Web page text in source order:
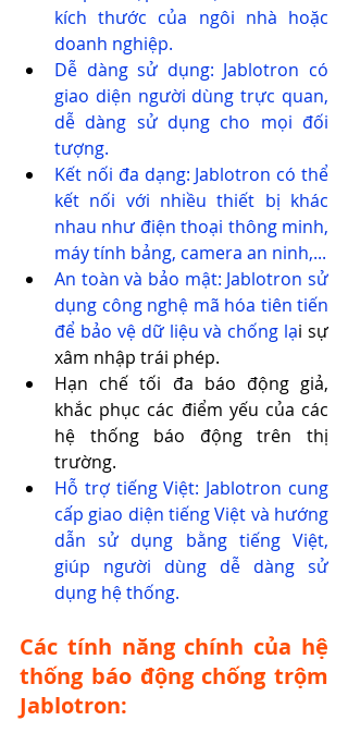
kích thước của ngôi nhà hoặc
doanh nghiệp.
Dễ dàng sử dụng: Jablotron có
giao diện người dùng trực quan,
dễ dàng sử dụng cho mọi đối
tượng.
Kết nối đa dạng: Jablotron có thể
kết nối với nhiều thiết bị khác
nhau như điện thoại thông minh,
máy tính bảng, camera an ninh,...
An toàn và bảo mật: Jablotron sử
dụng công nghệ mã hóa tiên tiến
để bảo vệ dữ liệu và chống lại sự
xâm nhập trái phép.
Hạn chế tối đa báo động giả,
khắc phục các điểm yếu của các
hệ thống báo động trên thị
trường.
Hỗ trợ tiếng Việt: Jablotron cung
cấp giao diện tiếng Việt và hướng
dẫn sử dụng bằng tiếng Việt,
giúp người dùng dễ dàng sử
dụng hệ thống.
Các tính năng chính của hệ
thống báo động chống trộm
Jablotron: